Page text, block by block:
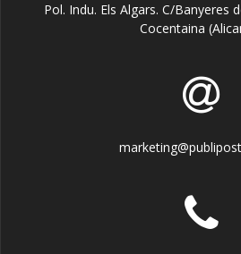
Pol. Indu. Els Algars. C/Banyeres
Cocentaina